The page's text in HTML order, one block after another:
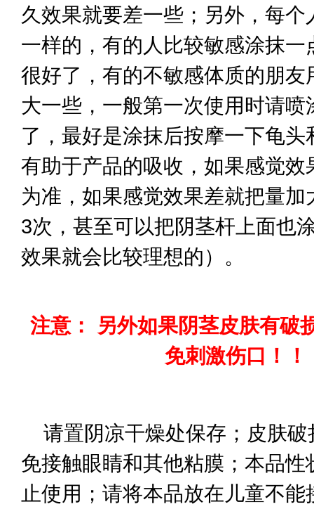
久效果就要差一些；另外，每个
一样的，有的人比较敏感涂抹一
很好了，有的不敏感体质的朋友
大一些，一般第一次使用时请喷
了，最好是涂抹后按摩一下龟头
有助于产品的吸收，如果感觉效
为准，如果感觉效果差就把量加
3次，甚至可以把阴茎杆上面也
效果就会比较理
注意： 另外如果阴茎皮肤有破
免刺激伤口！！
请置阴凉干燥处保存；皮肤破
免接触眼睛和其他粘膜；本品性
止使用；请将本品放在儿童不能